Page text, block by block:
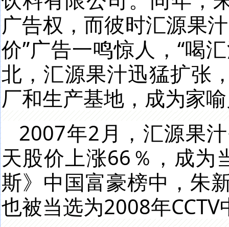
广告权，而彼时汇源果
价”广告一鸣惊人，“喝
北，汇源果汁迅猛扩张
厂和生产基地，成为家
2007年2月，汇源果
天股价上涨66％，成为
斯》中国富豪榜中，朱
也被当选为2008年